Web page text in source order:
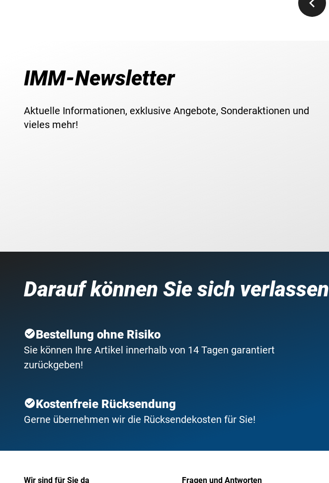
IMM-Newsletter
Aktuelle Informationen, exklusive Angebote, Sonderaktionen und
vieles mehr!
Darauf können Sie sich verlassen
Bestellung ohne Risiko
Sie können Ihre Artikel innerhalb von 14 Tagen garantiert
zurückgeben!
Kostenfreie Rücksendung
Gerne übernehmen wir die Rücksendekosten für Sie!
Wir sind für Sie da Fragen und Antworten